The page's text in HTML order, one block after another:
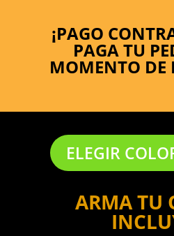
¡PAGO
PAGA TU
MOMENTO DE
ELEGIR
ARMA TU